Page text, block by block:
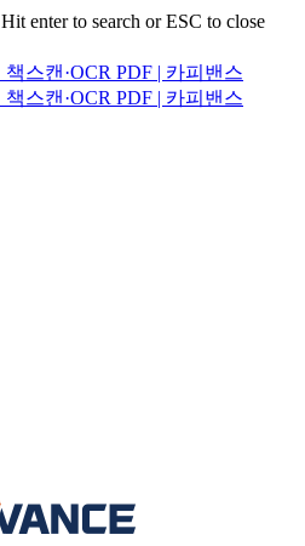
Hit enter to search or ESC to close